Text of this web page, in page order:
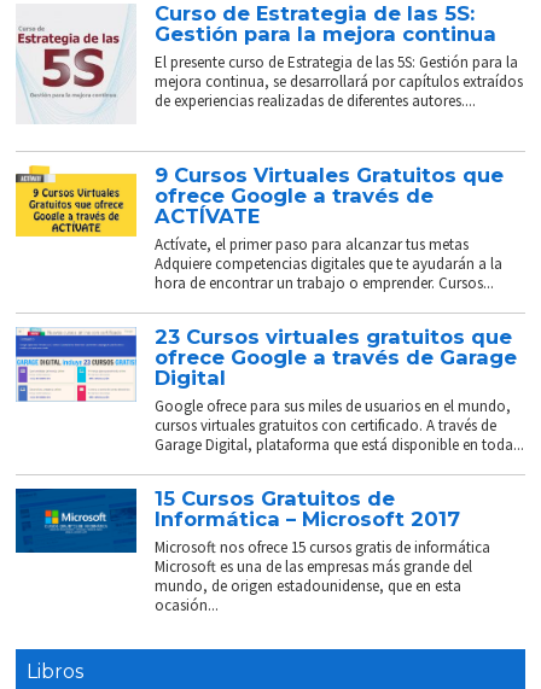
Curso de Estrategia de las 5S:
Gestión para la mejora continua
El presente curso de Estrategia de las 5S: Gestión para la
mejora continua, se desarrollará por capítulos extraídos
de experiencias realizadas de diferentes autores....
9 Cursos Virtuales Gratuitos que
ofrece Google a través de
ACTÍVATE
Actívate, el primer paso para alcanzar tus metas
Adquiere competencias digitales que te ayudarán a la
hora de encontrar un trabajo o emprender. Cursos...
23 Cursos virtuales gratuitos que
ofrece Google a través de Garage
Digital
Google ofrece para sus miles de usuarios en el mundo,
cursos virtuales gratuitos con certificado. A través de
Garage Digital, plataforma que está disponible en toda...
15 Cursos Gratuitos de
Informática – Microsoft 2017
Microsoft nos ofrece 15 cursos gratis de informática
Microsoft es una de las empresas más grande del
mundo, de origen estadounidense, que en esta
ocasión...
Libros